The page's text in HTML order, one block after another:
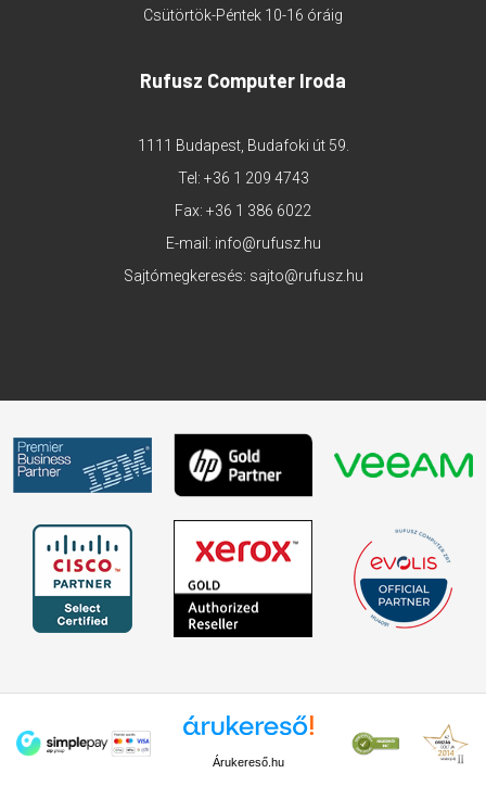
Csütörtök-Péntek 10-16 óráig
Rufusz Computer Iroda
1111 Budapest, Budafoki út 59.
Tel: +36 1 209 4743
Fax: +36 1 386 6022
E-mail: info@rufusz.hu
Sajtómegkeresés: sajto@rufusz.hu
Árukereső.hu